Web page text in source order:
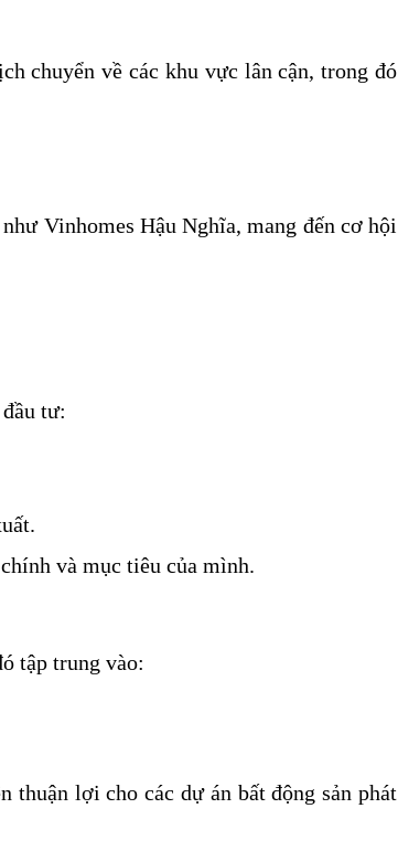
chuyển về các khu vực lân cận, trong đó
Vinhomes Hậu Nghĩa, mang đến cơ hội
tư:
và mục tiêu của mình.
tập trung vào:
thuận lợi cho các dự án bất động sản phát